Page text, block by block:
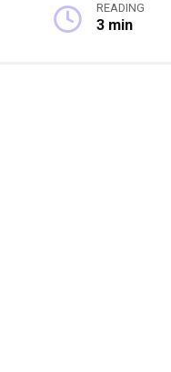
READING
3 min